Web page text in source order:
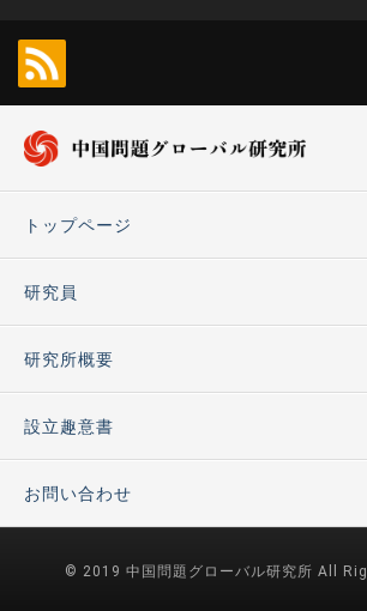
トップページ
研究員
研究所概要
設立趣意書
お問い合わせ
© 2019 中国問題グローバル研究所 All